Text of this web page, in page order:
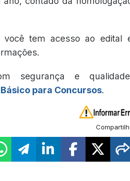
você tem acesso ao edital
segurança e
para Concursos.